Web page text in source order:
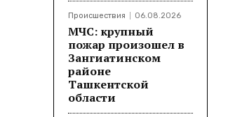
Происшествия 06.08.2026
МЧС: крупный
пожар произошел в
Зангиатинском
районе
Ташкентской
области